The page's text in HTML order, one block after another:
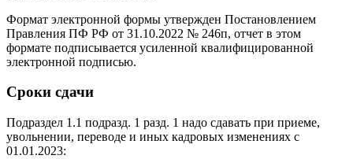
Формат электронной формы утвержден Постановлением
Правления ПФ РФ от 31.10.2022 № 246п, отчет в этом
формате подписывается усиленной квалифицированной
электронной подписью.
Сроки сдачи
Подраздел 1.1 подразд. 1 разд. 1 надо сдавать при приеме,
увольнении, переводе и иных кадровых изменениях с
01.01.2023: